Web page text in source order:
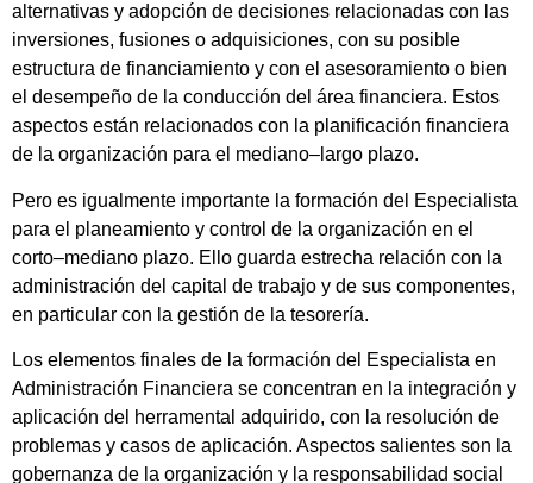
alternativas y adopción de decisiones relacionadas con las
inversiones, fusiones o adquisiciones, con su posible
estructura de financiamiento y con el asesoramiento o bien
el desempeño de la conducción del área financiera. Estos
aspectos están relacionados con la planificación financiera
de la organización para el mediano–largo plazo.
Pero es igualmente importante la formación del Especialista
para el planeamiento y control de la organización en el
corto–mediano plazo. Ello guarda estrecha relación con la
administración del capital de trabajo y de sus componentes,
en particular con la gestión de la tesorería.
Los elementos finales de la formación del Especialista en
Administración Financiera se concentran en la integración y
aplicación del herramental adquirido, con la resolución de
problemas y casos de aplicación. Aspectos salientes son la
gobernanza de la organización y la responsabilidad social